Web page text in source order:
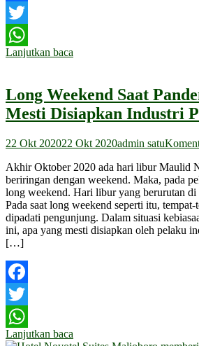
Facebook
Twitter
WhatsApp
Lanjutkan baca
Long Weekend Saat
Mesti Disiapkan Industri
22 Okt 202022 Okt 2020admin satu
Akhir Oktober 2020 ada hari libur Maulid
beriringan dengan weekend. Maka, pada
long weekend. Hari libur yang berurutan
Pada saat long weekend seperti itu, tempat-
dipadati pengunjung. Dalam situasi
ini, apa yang mesti disiapkan oleh pelaku
[…]
Facebook
Twitter
WhatsApp
Lanjutkan baca